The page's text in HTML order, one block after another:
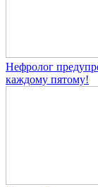
Нефролог
каждому пятому!